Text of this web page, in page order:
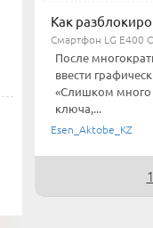
Как
Смартфон LG E400
После
ввести
«Слишком много
ключа,...
Esen_Aktobe_KZ